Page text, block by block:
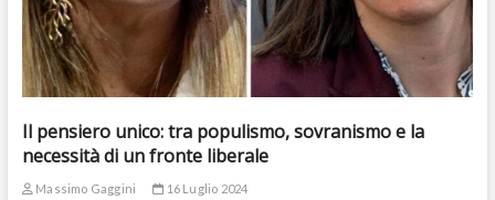
Il pensiero unico: tra populismo, sovranismo e la
necessità di un fronte liberale
Massimo Gaggini 16 Luglio 2024